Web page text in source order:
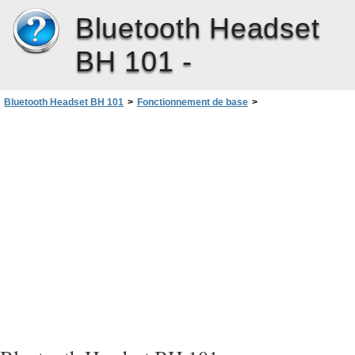
Bluetooth Headset
BH 101 -
Bluetooth Headset BH 101 > Fonctionnement de base >